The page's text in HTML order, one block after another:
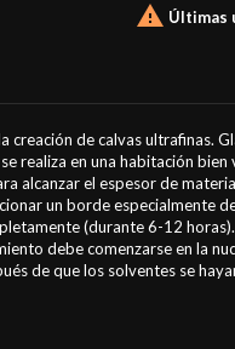
 Últimas
de calvas ultrafinas.
realiza en una habitación
alcanzar el espesor de
un borde especialmente
(durante 6-12
debe comenzarse en la
de que los solventes se